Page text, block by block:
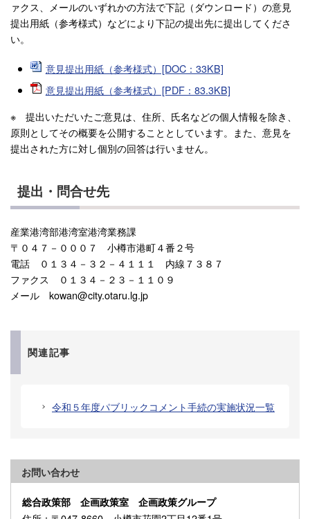
ァクス、メールのいずれかの方法で下記（ダウンロード）の意見
提出用紙（参考様式）などにより下記の提出先に提出してくださ
い。
意見提出用紙（参考様式）[DOC：33KB]
意見提出用紙（参考様式）[PDF：83.3KB]
※ 提出いただいたご意見は、住所、氏名などの個人情報を除き、
原則としてその概要を公開することとしています。また、意見を
提出された方に対し個別の回答は行いません。
提出・問合せ先
産業港湾部港湾室港湾業務課
〒０４７－０００７ 小樽市港町４番２号
電話 ０１３４－３２－４１１１ 内線７３８７
ファクス ０１３４－２３－１１０９
メール kowan@city.otaru.lg.jp
関連記事
令和５年度パブリックコメント手続の実施状況一覧
お問い合わせ
総合政策部 企画政策室 企画政策グループ